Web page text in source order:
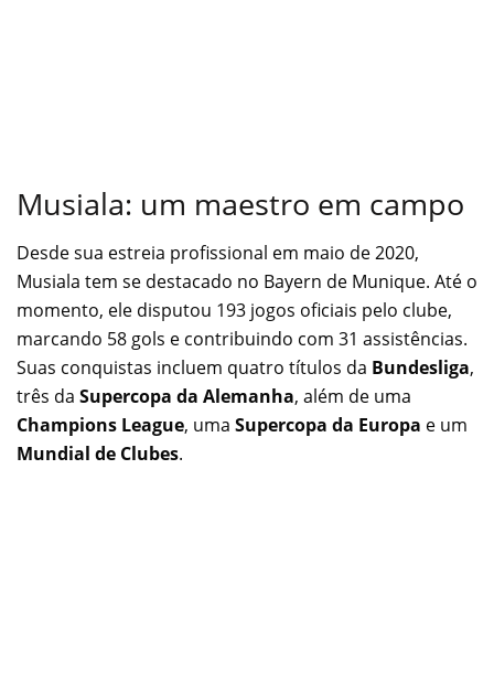
Musiala: um maestro em campo
Desde sua estreia profissional em maio de 2020,
Musiala tem se destacado no Bayern de Munique. Até o
momento, ele disputou 193 jogos oficiais pelo clube,
marcando 58 gols e contribuindo com 31 assistências.
Suas conquistas incluem quatro títulos da Bundesliga,
três da Supercopa da Alemanha, além de uma
Champions League, uma Supercopa da Europa e um
Mundial de Clubes.